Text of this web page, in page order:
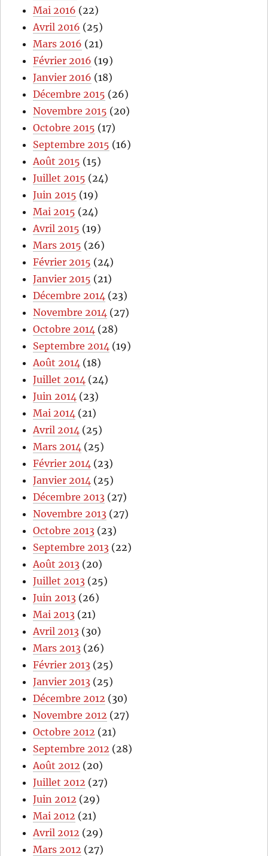
Mai 2016 (22)
Avril 2016 (25)
Mars 2016 (21)
Février 2016 (19)
Janvier 2016 (18)
Décembre 2015 (26)
Novembre 2015 (20)
Octobre 2015 (17)
Septembre 2015 (16)
Août 2015 (15)
Juillet 2015 (24)
Juin 2015 (19)
Mai 2015 (24)
Avril 2015 (19)
Mars 2015 (26)
Février 2015 (24)
Janvier 2015 (21)
Décembre 2014 (23)
Novembre 2014 (27)
Octobre 2014 (28)
Septembre 2014 (19)
Août 2014 (18)
Juillet 2014 (24)
Juin 2014 (23)
Mai 2014 (21)
Avril 2014 (25)
Mars 2014 (25)
Février 2014 (23)
Janvier 2014 (25)
Décembre 2013 (27)
Novembre 2013 (27)
Octobre 2013 (23)
Septembre 2013 (22)
Août 2013 (20)
Juillet 2013 (25)
Juin 2013 (26)
Mai 2013 (21)
Avril 2013 (30)
Mars 2013 (26)
Février 2013 (25)
Janvier 2013 (25)
Décembre 2012 (30)
Novembre 2012 (27)
Octobre 2012 (21)
Septembre 2012 (28)
Août 2012 (20)
Juillet 2012 (27)
Juin 2012 (29)
Mai 2012 (21)
Avril 2012 (29)
Mars 2012 (27)